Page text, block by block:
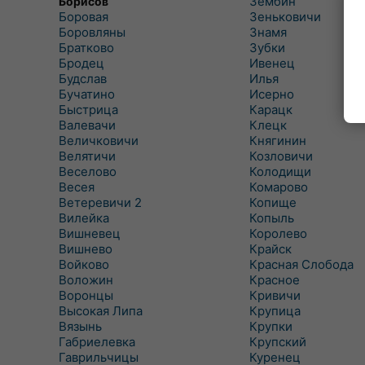
Боровая
Боровляны
Братково
Бродец
Будслав
Бучатино
Быстрица
Валевачи
Величковичи
Велятичи
Веселово
Весея
Ветеревичи 2
Вилейка
Вишневец
Вишнево
Войково
Воложин
Воронцы
Высокая Липа
Вязынь
Габриелевка
Гаврильчицы
Зеньковичи
Знамя
Зубки
Ивенец
Илья
Исерно
Карацк
Клецк
Княгинин
Козловичи
Колодищи
Комарово
Копище
Копыль
Королево
Крайск
Красная Слобода
Красное
Кривичи
Крупица
Крупки
Крупский
Куренец